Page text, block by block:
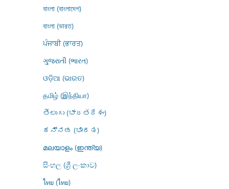
বাংলা (বাংলাদেশ)
বাংলা (ভারত)
ਪੰਜਾਬੀ (ਭਾਰਤ)
ગુજરાતી (ભારત)
ଓଡ଼ିଆ (ଭାରତ)
தமிழ் (இந்தியா)
తెలుగు (భారతదేశం)
ಕನ್ನಡ (ಭಾರತ)
മലയാളം (ഇന്ത്യ)
සිංහල (ශ්‍රී ලංකාව)
ไทย (ไทย)